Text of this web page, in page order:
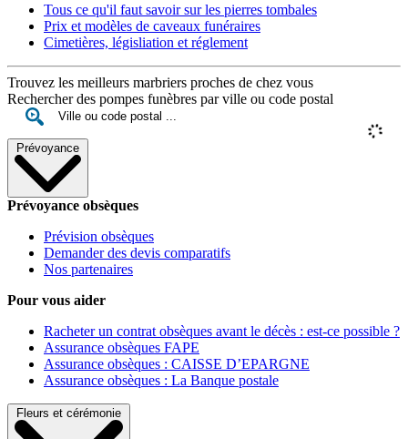
Tous ce qu'il faut savoir sur les pierres tombales
Prix et modèles de caveaux funéraires
Cimetières, législiation et réglement
Trouvez les meilleurs marbriers proches de chez vous
Rechercher des pompes funèbres par ville ou code postal
Prévoyance
Prévoyance obsèques
Prévision obsèques
Demander des devis comparatifs
Nos partenaires
Pour vous aider
Racheter un contrat obsèques avant le décès : est-ce possible ?
Assurance obsèques FAPE
Assurance obsèques : CAISSE D’EPARGNE
Assurance obsèques : La Banque postale
Fleurs et cérémonie